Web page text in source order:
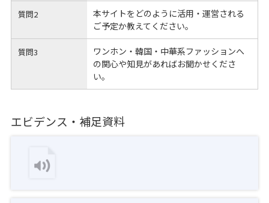
質問2
本サイトをどのように活用・運営される
ご予定か教えてください。
質問3
ワンホン・韓国・中華系ファッションへ
の関心や知見があればお聞かせくださ
い。
エビデンス・補足資料